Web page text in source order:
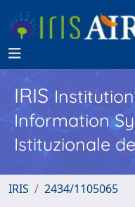
IRIS
Information
Istituzionale
IRIS 2434/1105065